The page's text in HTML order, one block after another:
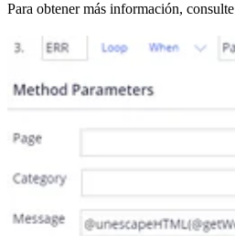
Para obtener más información, consulte